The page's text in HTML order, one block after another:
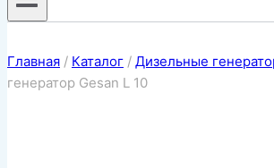
Главная / Каталог / Дизельные
генератор Gesan L 10